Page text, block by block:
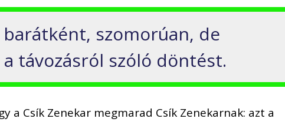
szomorúan, de
távozásról szóló döntést.
a Csík Zenekar megmarad Csík Zenekarnak: azt a